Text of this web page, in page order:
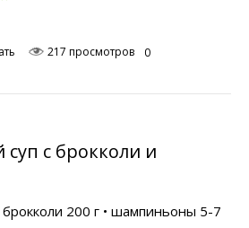
217 просмотров 0
с брокколи и
200 г • шампиньоны 5-7